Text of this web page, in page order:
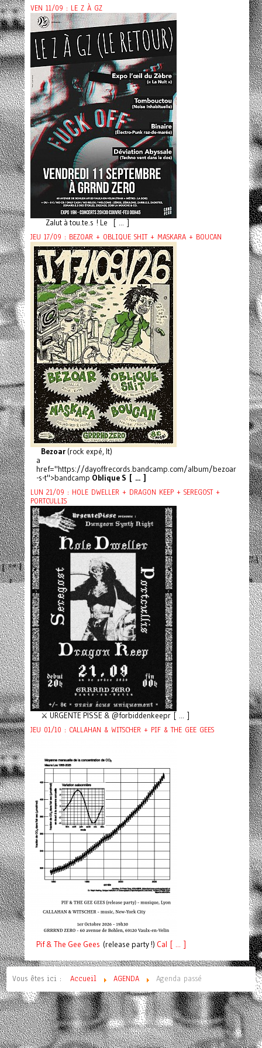
VEN 11/09 : LE Z À GZ
Zalut à tou.te.s ! Le [ ... ]
JEU 17/09 : BEZOAR + OBLIQUE SHIT + MASKARA + BOUCAN
Bezoar(rock expé, It)
a
href="https://dayoffrecords.bandcamp.com/album/bezoar
-s-t">bandcamp Oblique S [ ... ]
LUN 21/09 : HOLE DWELLER + DRAGON KEEP + SEREGOST +
PORTCULLIS
⚔️ URGENTE PISSE & @forbiddenkeepr [ ... ]
JEU 01/10 : CALLAHAN & WITSCHER + PIF & THE GEE GEES
Pif& The Gee Gees (release party !) Cal [ ... ]
Vous êtes ici : Accueil AGENDA Agenda passé